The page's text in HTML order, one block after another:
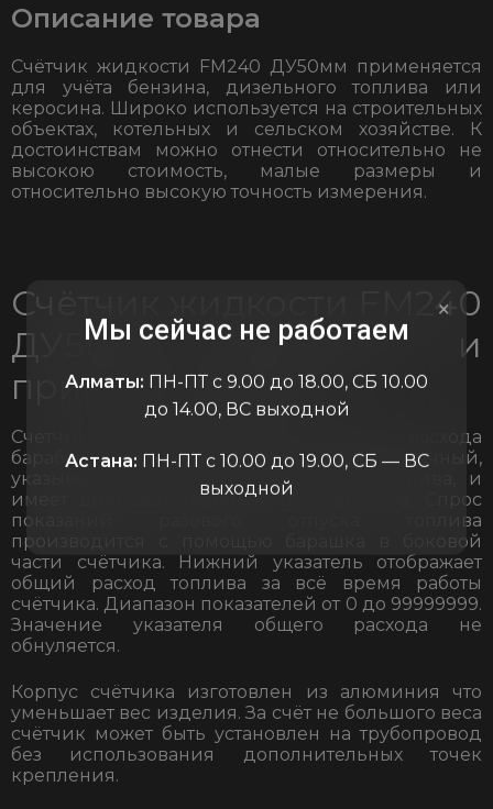
Описание товара
Счётчик жидкости FM240 ДУ50мм применяется
для учёта бензина, дизельного топлива или
керосина. Широко используется на строительных
объектах, котельных и сельском хозяйстве. К
достоинствам можно отнести относительно не
высокою стоимость, малые размеры и
относительно высокую точность измерения.
Счётчик жидкости FM240
ДУ50мм описание и
принцип работы
Счётчик оснащён двумя указателями расхода
барабанного типа. Верхний, четырёхзначный,
указывает объём разового расхода топлива, и
имеет диапазон указателя от 0 до 9999. Спрос
показаний разового отпуска топлива
производится с помощью барашка в боковой
части счётчика. Нижний указатель отображает
общий расход топлива за всё время работы
счётчика. Диапазон показателей от 0 до 99999999.
Значение указателя общего расхода не
обнуляется.
Корпус счётчика изготовлен из алюминия что
уменьшает вес изделия. За счёт не большого веса
счётчик может быть установлен на трубопровод
без использования дополнительных точек
крепления.
×
Мы сейчас не работаем
Алматы: ПН-ПТ с 9.00 до 18.00, СБ 10.00
до 14.00, ВС выходной
Астана: ПН-ПТ с 10.00 до 19.00, СБ — ВС
выходной